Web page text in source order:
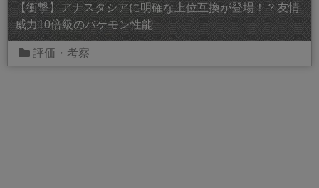
【衝撃】アナスタシアに明確な上位互換が登場！？友情
威力10倍級のバケモン性能
評価・考察